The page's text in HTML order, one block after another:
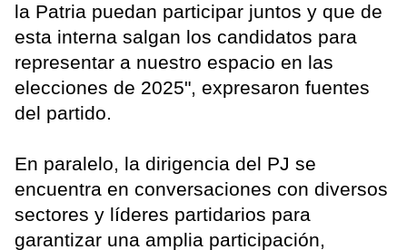
la Patria puedan participar juntos y que de
esta interna salgan los candidatos para
representar a nuestro espacio en las
elecciones de 2025", expresaron fuentes
del partido.
En paralelo, la dirigencia del PJ se
encuentra en conversaciones con diversos
sectores y líderes partidarios para
garantizar una amplia participación,